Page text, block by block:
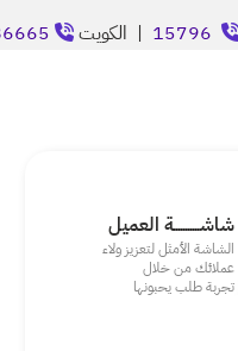
15796 | الكويت
شاشـــــــــــة العميل
الشاشة الأمثل لتعزيز ولاء
عملائك من خلال
تجربة طلب يحبونها